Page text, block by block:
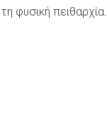
φυσική πειθαρχία.